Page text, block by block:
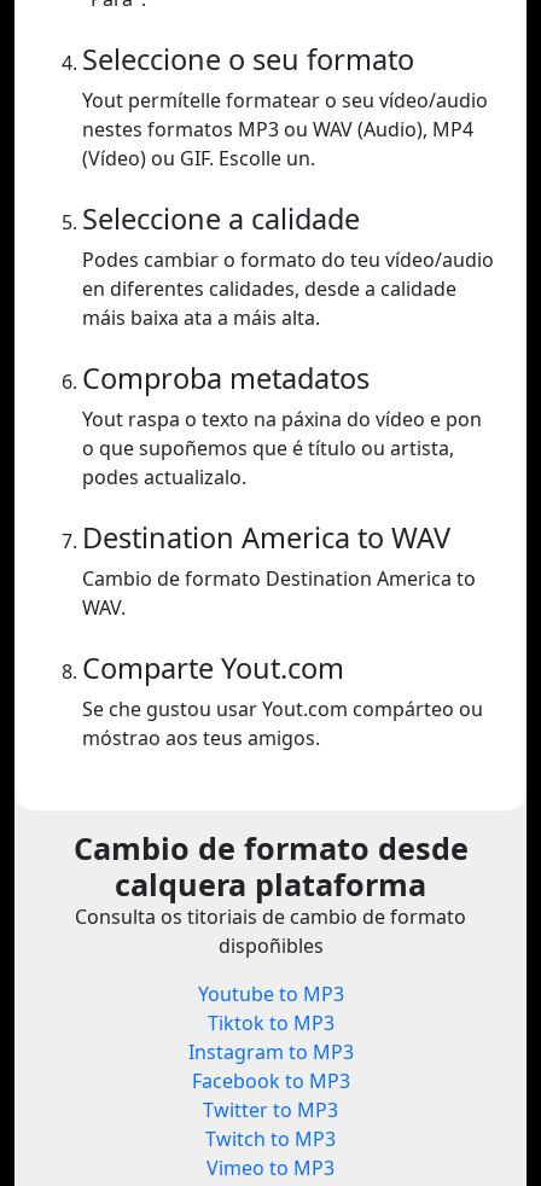
Seleccione o seu formato
Yout permítelle formatear o seu vídeo/audio
nestes formatos MP3 ou WAV (Audio), MP4
(Vídeo) ou GIF. Escolle un.
Seleccione a calidade
Podes cambiar o formato do teu vídeo/audio
en diferentes calidades, desde a calidade
máis baixa ata a máis alta.
Comproba metadatos
Yout raspa o texto na páxina do vídeo e pon
o que supoñemos que é título ou artista,
podes actualizalo.
Destination America to WAV
Cambio de formato Destination America to
WAV.
Comparte Yout.com
Se che gustou usar Yout.com compárteo ou
móstrao aos teus amigos.
Cambio de formato desde
calquera plataforma
Consulta os titoriais de cambio de formato
dispoñibles
Youtube to MP3
Tiktok to MP3
Instagram to MP3
Facebook to MP3
Twitter to MP3
Twitch to MP3
Vimeo to MP3